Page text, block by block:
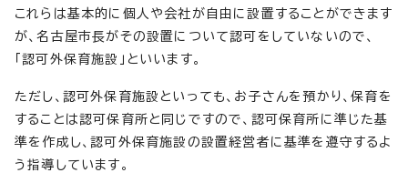
これらは基本的に個人や会社が自由に設置することができます
が、名古屋市長がその設置について認可をしていないので、
「認可外保育施設」といいます。
ただし、認可外保育施設といっても、お子さんを預かり、保育を
することは認可保育所と同じですので、認可保育所に準じた基
準を作成し、認可外保育施設の設置経営者に基準を遵守するよ
う指導しています。